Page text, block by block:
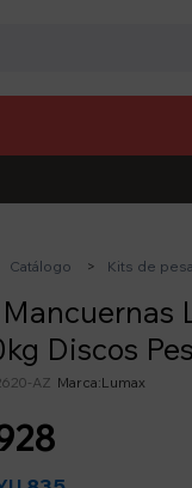
Catálogo Kits de
Discos
AZ Lumax